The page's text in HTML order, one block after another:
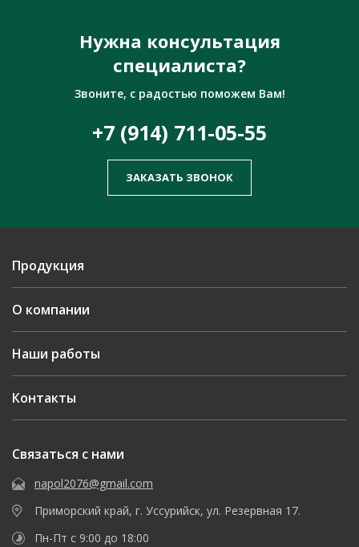
Нужна консультация
специалиста?
Звоните, с радостью поможем Вам!
+7 (914) 711-05-55
ЗАКАЗАТЬ ЗВОНОК
Продукция
О компании
Наши работы
Контакты
Связаться с нами
napol2076@gmail.com
Приморский край, г. Уссурийск, ул. Резервная 17.
Пн-Пт с 9:00 до 18:00